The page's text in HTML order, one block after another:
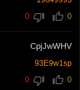
0
CpjJwWHV
93E9w1sp
0